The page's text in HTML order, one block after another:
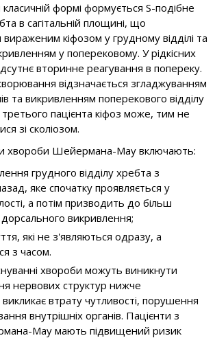
формі формується S-подібне
в сагітальній площині, що
кіфозом у грудному відділі та
у поперековому. У рідкісних
вторинне реагування в попереку.
відзначається згладжуванням
та викривленням поперекового відділу
пацієнта кіфоз може, тим не
зі сколіозом.
хвороби Шейермана-Мау включають:
грудного відділу хребта з
яке спочатку проявляється у
а потім призводить до більш
викривлення;
які не з'являються одразу, а
з часом.
хвороби можуть виникнути
нервових структур нижче
втрату чутливості, порушення
внутрішніх органів. Пацієнти з
Мау мають підвищений ризик